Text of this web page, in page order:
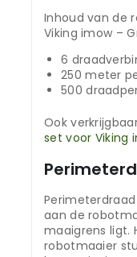
Inhoud van de
Viking imow –
6
250 meter
500
Ook
set voor Viking
aan de
maaigrens ligt.
robotmaaier